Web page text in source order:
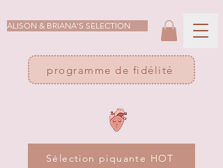
ALISON & BRIANA'S SELECTION
programme de fidélité
Sélection piquante HOT